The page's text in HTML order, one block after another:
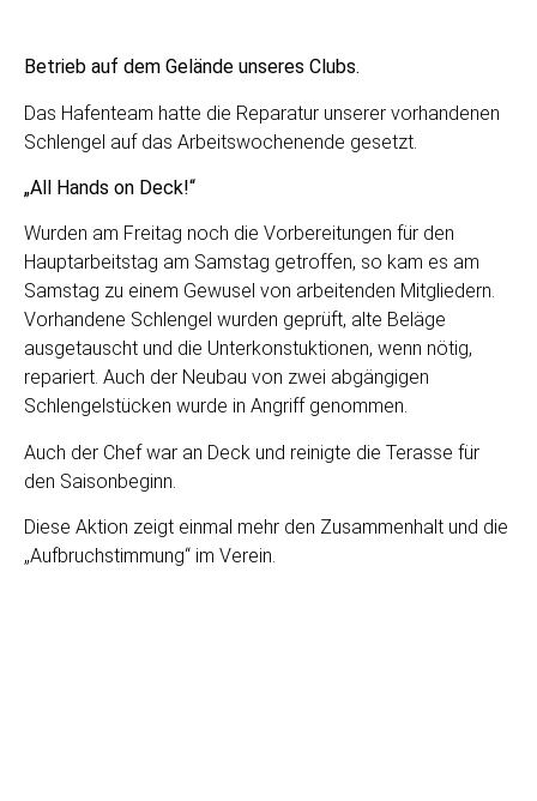
Betrieb auf dem Gelände unseres Clubs.
Das Hafenteam hatte die Reparatur unserer vorhandenen
Schlengel auf das Arbeitswochenende gesetzt.
„All Hands on Deck!“
Wurden am Freitag noch die Vorbereitungen für den
Hauptarbeitstag am Samstag getroffen, so kam es am
Samstag zu einem Gewusel von arbeitenden Mitgliedern.
Vorhandene Schlengel wurden geprüft, alte Beläge
ausgetauscht und die Unterkonstuktionen, wenn nötig,
repariert. Auch der Neubau von zwei abgängigen
Schlengelstücken wurde in Angriff genommen.
Auch der Chef war an Deck und reinigte die Terasse für
den Saisonbeginn.
Diese Aktion zeigt einmal mehr den Zusammenhalt und die
„Aufbruchstimmung“ im Verein.